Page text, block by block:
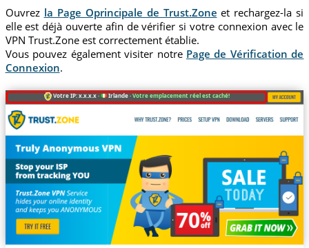
Ouvrez la Page Oprincipale de Trust.Zone et rechargez-la si
elle est déjà ouverte afin de vérifier si votre connexion avec le
VPN Trust.Zone est correctement établie.
Vous pouvez également visiter notre Page de Vérification de
Connexion.
Votre IP: x.x.x.x · Irlande ·Votre emplacement réel est caché!